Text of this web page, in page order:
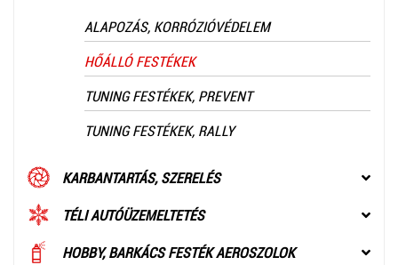
ALAPOZÁS, KORRÓZIÓVÉDELEM
HŐÁLLÓ FESTÉKEK
TUNING FESTÉKEK, PREVENT
TUNING FESTÉKEK, RALLY
KARBANTARTÁS, SZERELÉS
TÉLI AUTÓÜZEMELTETÉS
HOBBY, BARKÁCS FESTÉK AEROSZOLOK